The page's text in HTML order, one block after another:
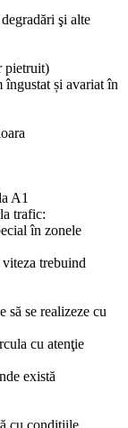
şi alte
pietruit)
îngustat și avariat în
A1
trafic:
în zonele
trebuind
să se realizeze cu
cu atenţie
există